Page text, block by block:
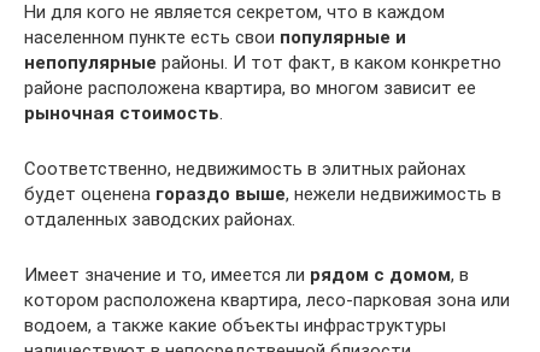
Ни для кого не является секретом, что в каждом
населенном пункте есть свои популярные и
непопулярные районы. И тот факт, в каком конкретно
районе расположена квартира, во многом зависит ее
рыночная стоимость.
Соответственно, недвижимость в элитных районах
будет оценена гораздо выше, нежели недвижимость в
отдаленных заводских районах.
Имеет значение и то, имеется ли рядом с домом, в
котором расположена квартира, лесо-парковая зона или
водоем, а также какие объекты инфраструктуры